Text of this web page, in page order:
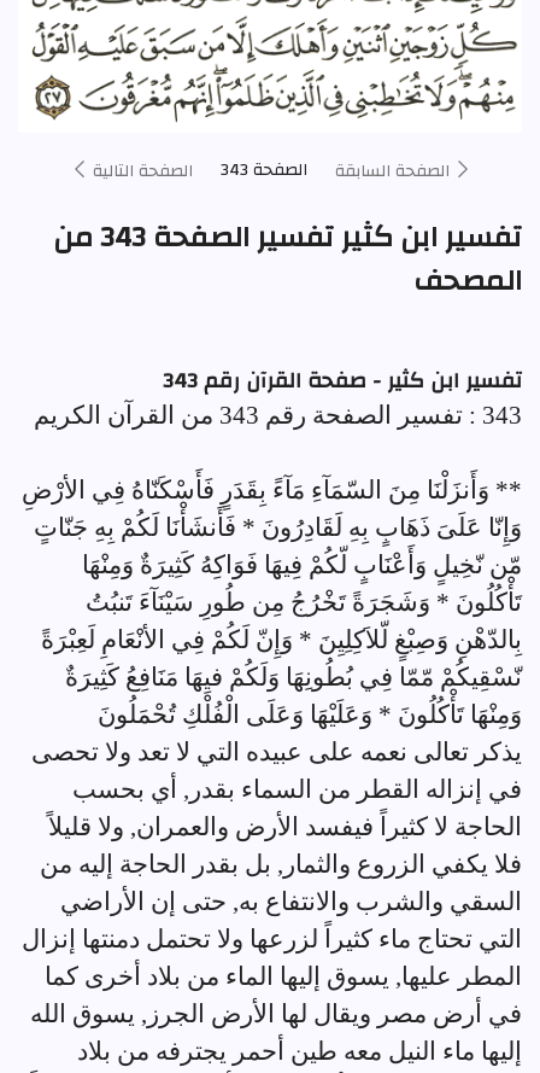
الصفحة السابقة الصفحة 343 الصفحة التالية
تفسير ابن كثير تفسير الصفحة 343 من
المصحف
تفسير ابن كثير - صفحة القرآن رقم 343
343 : تفسير الصفحة رقم 343 من القرآن الكريم
** وَأَنزَلْنَا مِنَ السّمَآءِ مَآءً بِقَدَرٍ فَأَسْكَنّاهُ فِي الأرْضِ
وَإِنّا عَلَىَ ذَهَابٍ بِهِ لَقَادِرُونَ * فَأَنشَأْنَا لَكُمْ بِهِ جَنّاتٍ
مّن نّخِيلٍ وَأَعْنَابٍ لّكُمْ فِيهَا فَوَاكِهُ كَثِيرَةٌ وَمِنْهَا
تَأْكُلُونَ * وَشَجَرَةً تَخْرُجُ مِن طُورِ سَيْنَآءَ تَنبُتُ
بِالدّهْنِ وَصِبْغٍ لّلاَكِلِيِنَ * وَإِنّ لَكُمْ فِي الأنْعَامِ لَعِبْرَةً
نّسْقِيكُمْ مّمّا فِي بُطُونِهَا وَلَكُمْ فيِهَا مَنَافِعُ كَثِيرَةٌ
وَمِنْهَا تَأْكُلُونَ * وَعَلَيْهَا وَعَلَى الْفُلْكِ تُحْمَلُونَ
يذكر تعالى نعمه على عبيده التي لا تعد ولا تحصى
في إنزاله القطر من السماء بقدر, أي بحسب
الحاجة لا كثيراً فيفسد الأرض والعمران, ولا قليلاً
فلا يكفي الزروع والثمار, بل بقدر الحاجة إليه من
السقي والشرب والانتفاع به, حتى إن الأراضي
التي تحتاج ماء كثيراً لزرعها ولا تحتمل دمنتها إنزال
المطر عليها, يسوق إليها الماء من بلاد أخرى كما
في أرض مصر ويقال لها الأرض الجرز, يسوق الله
إليها ماء النيل معه طين أحمر يجترفه من بلاد